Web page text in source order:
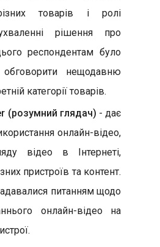
товарів і ролі
рішення про
респондентам було
обговорити нещодавню
категорії товарів.
(розумний глядач) - дає
онлайн-відео,
відео в Інтернеті,
пристроїв та контент.
питанням щодо
онлайн-відео на